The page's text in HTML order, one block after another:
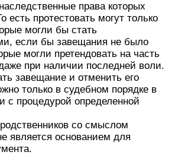
права которых
есть протестовать могут только
могли бы стать
если бы завещания не было
могли претендовать на часть
при наличии последней воли.
завещание и отменить его
только в судебном порядке в
с процедурой определенной
со смыслом
является основанием для